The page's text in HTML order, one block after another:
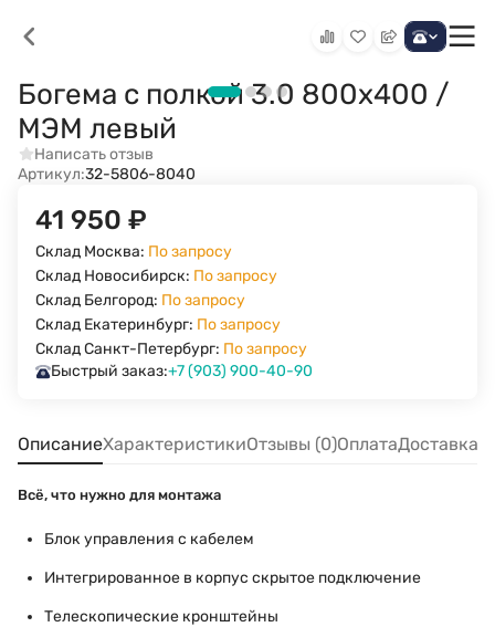
Богема с полкой 3.0 800х400 /
МЭМ левый
Написать отзыв
Артикул:32-5806-8040
41 950 ₽
Склад Москва: По запросу
Склад Новосибирск: По запросу
Склад Белгород: По запросу
Склад Екатеринбург: По запросу
Склад Санкт-Петербург: По запросу
Быстрый заказ:+7 (903) 900-40-90
ОписаниеХарактеристикиОтзывы (0)ОплатаДоставка
Всё, что нужно для монтажа
Блок управления с кабелем
Интегрированное в корпус скрытое подключение
Телескопические кронштейны